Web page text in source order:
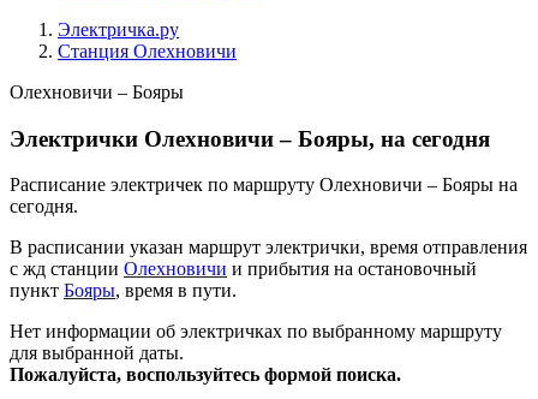
Электричка.ру
Станция Олехновичи
Олехновичи – Бояры
Электрички Олехновичи – Бояры, на сегодня
Расписание электричек по маршруту Олехновичи – Бояры на
сегодня.
В расписании указан маршрут электрички, время отправления
с жд станции Олехновичи и прибытия на остановочный
пункт Бояры, время в пути.
Нет информации об электричках по выбранному маршруту
для выбранной даты.
Пожалуйста, воспользуйтесь формой поиска.